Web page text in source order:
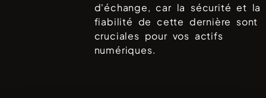
d'échange, car la sécurité et la
fiabilité de cette dernière sont
cruciales pour vos actifs
numériques.